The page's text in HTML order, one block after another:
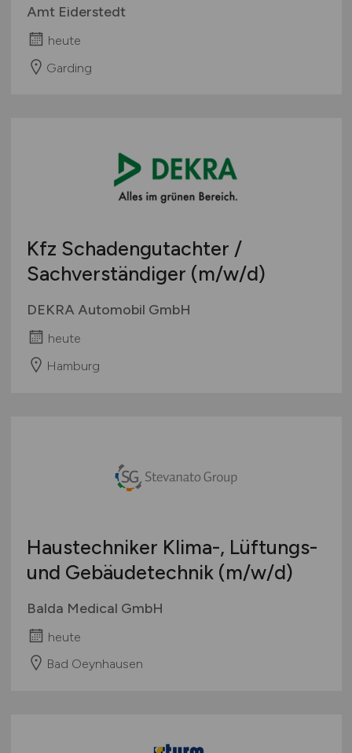
Amt Eiderstedt
heute
Garding
Kfz Schadengutachter /
Sachverständiger (m/w/d)
DEKRA Automobil GmbH
heute
Hamburg
Haustechniker Klima-, Lüftungs-
und Gebäudetechnik (m/w/d)
Balda Medical GmbH
heute
Bad Oeynhausen